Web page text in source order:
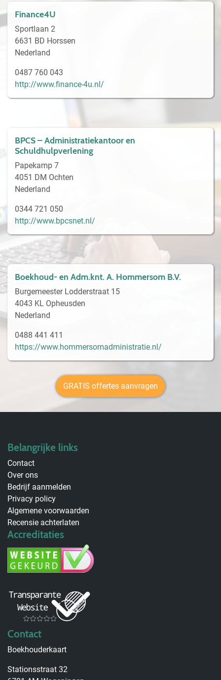
Finance4U
Sportlaan 2
6631 BD Horssen
Nederland
0487 760 043
http://www.finance-4u.nl/
BPCS – Administratiekantoor en
Schuldhulpverlening
Papekamp 7
4051 DM Ochten
Nederland
0344 721 050
http://www.bpcsnet.nl/
Boekhoud- en Adm.knt. A. Hommersom B.V.
Burgemeester Lodderstraat 15
4043 KL Opheusden
Nederland
0488 441 411
https://www.hommersomadministratie.nl/
GRATIS offertes aanvragen
Belangrijke links
Contact
Over ons
Bedrijf aanmelden
Privacy policy
Algemene voorwaarden
Recensie achterlaten
Accreditaties
Contact
Boekhouderkaart
Stationsstraat 32